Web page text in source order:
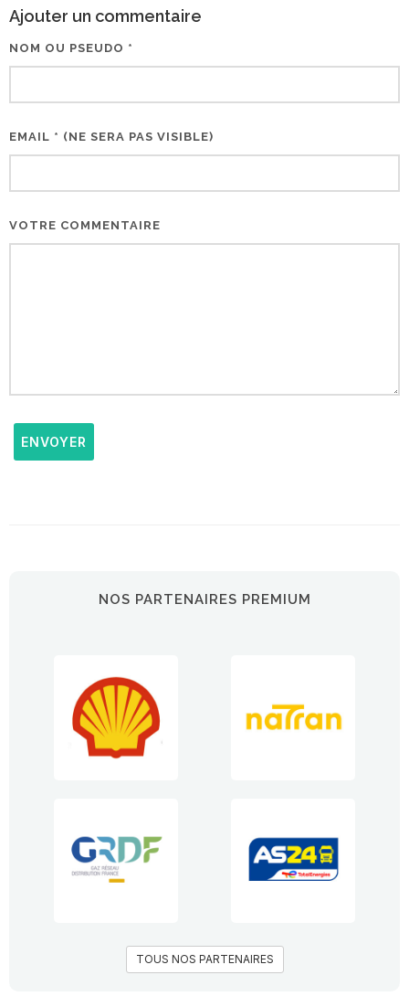
Ajouter un commentaire
NOM OU PSEUDO *
EMAIL * (NE SERA PAS VISIBLE)
VOTRE COMMENTAIRE
ENVOYER
NOS PARTENAIRES PREMIUM
TOUS NOS PARTENAIRES